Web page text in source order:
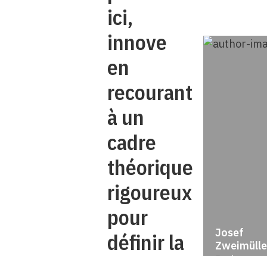
ici,
innove
en
recourant
à un
cadre
théorique
rigoureux
pour
définir la
Josef